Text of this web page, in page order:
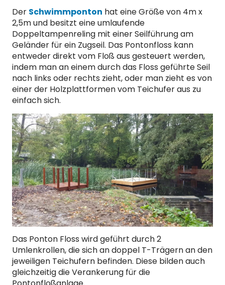
Der Schwimmponton hat eine Größe von 4m x
2,5m und besitzt eine umlaufende
Doppeltampenreling mit einer Seilführung am
Geländer für ein Zugseil. Das Pontonfloss kann
entweder direkt vom Floß aus gesteuert werden,
indem man an einem durch das Floss geführte Seil
nach links oder rechts zieht, oder man zieht es von
einer der Holzplattformen vom Teichufer aus zu
einfach sich.
Das Ponton Floss wird geführt durch 2
Umlenkrollen, die sich an doppel T-Trägern an den
jeweiligen Teichufern befinden. Diese bilden auch
gleichzeitig die Verankerung für die